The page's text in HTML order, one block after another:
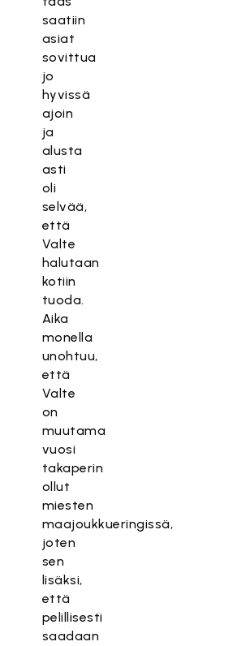
saatiin
asiat
sovittua
jo
hyvissä
ajoin
ja
alusta
asti
oli
selvää,
että
Valte
halutaan
kotiin
tuoda.
Aika
monella
unohtuu,
että
Valte
on
muutama
vuosi
takaperin
ollut
miesten
maajoukkueringissä,
joten
sen
lisäksi,
että
pelillisesti
saadaan